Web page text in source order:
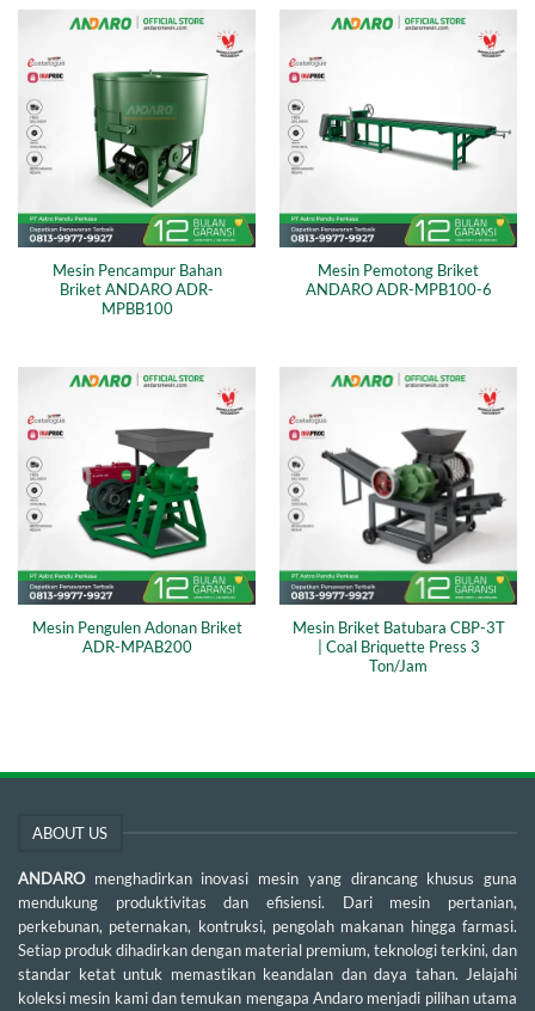
Mesin Pencampur Bahan
Briket ANDARO ADR-
MPBB100
Mesin Pemotong Briket
ANDARO ADR-MPB100-6
Mesin Pengulen Adonan Briket
ADR-MPAB200
Mesin Briket Batubara CBP-3T
| Coal Briquette Press 3
Ton/Jam
ABOUT US
ANDARO menghadirkan inovasi mesin yang dirancang khusus guna
mendukung produktivitas dan efisiensi. Dari mesin pertanian,
perkebunan, peternakan, kontruksi, pengolah makanan hingga farmasi.
Setiap produk dihadirkan dengan material premium, teknologi terkini, dan
standar ketat untuk memastikan keandalan dan daya tahan. Jelajahi
koleksi mesin kami dan temukan mengapa Andaro menjadi pilihan utama